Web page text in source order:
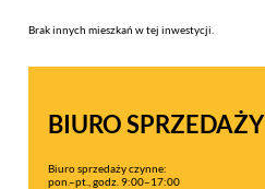
Brak innych mieszkań w tej inwestycji.
BIURO SPRZEDAŻY
Biuro sprzedaży czynne:
pon.–pt., godz. 9:00–17:00